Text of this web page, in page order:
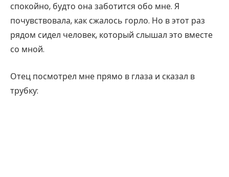
спокойно, будто она заботится обо мне. Я
почувствовала, как сжалось горло. Но в этот раз
рядом сидел человек, который слышал это вместе
со мной.
Отец посмотрел мне прямо в глаза и сказал в
трубку: